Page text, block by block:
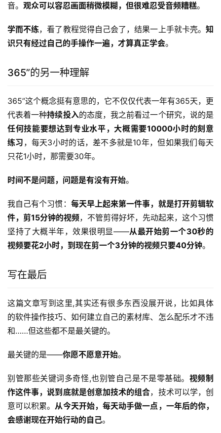
音。 观众可以容忍画面稍微模糊，但很难忍受音频糟糕。
学而不练，看了教程觉得自己会了，结果一上手就卡壳。知
识只有经过自己的手操作一遍，才算真正学会。
365”的另一种理解
365”这个概念挺有意思的，它不仅仅代表一年有365天，更
代表着一种持续投入的态度，我之前看过一个研究，说的是
任何技能要想达到专业水平，大概需要10000小时的刻意
练习 ，每天3小时的话，差不多就是10年，但如果我们每天
只花1小时，那需要30年。
时间不是问题，问题是有没有开始。
我自己有个习惯： 每天早上起来第一件事，就是打开剪辑软
件，剪15分钟的视频，不管剪得好坏，先动起来，这个习惯
坚持了大概半年，效果很明显——从最开始剪一个30秒的
视频要花2小时，到现在剪一个3分钟的视频只要40分钟。
写在最后
这篇文章写到这里,其实还有很多东西没展开说，比如具体
的软件操作技巧、如何建立自己的素材库、怎么配乐才不违
和……但这些都不是最关键的。
最关键的是——你愿不愿意开始。
别管那些关键词多奇怪,也别管自己是不是零基础。 视频制
作这件事，说到底就是创意加技术的组合，技术可以学，创
意可以积累。 从今天开始，每天动手做一点，一年后的你，
会感谢现在开始行动的自己。